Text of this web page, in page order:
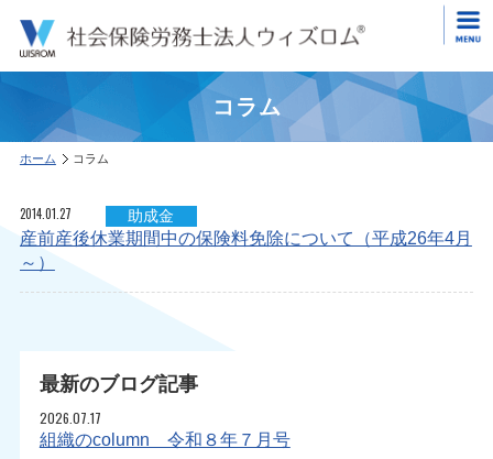
コラム
ホーム コラム
2014.01.27 助成金
産前産後休業期間中の保険料免除について（平成26年4月
～）
最新のブログ記事
2026.07.17
組織のcolumn 令和８年７月号